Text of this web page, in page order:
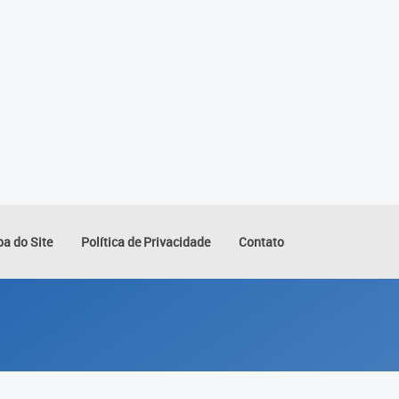
do Site Política de Privacidade Contato